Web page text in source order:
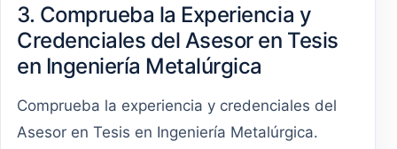
3. Comprueba la Experiencia y
Credenciales del Asesor en Tesis
en Ingeniería Metalúrgica
Comprueba la experiencia y credenciales del
Asesor en Tesis en Ingeniería Metalúrgica.